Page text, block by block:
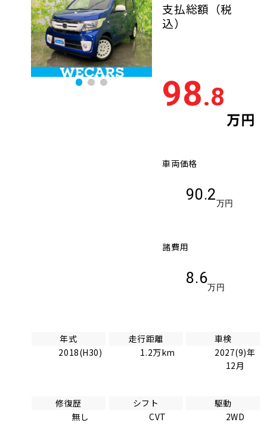
企業情報
0120-733-500
年式 新しい順
走行距
離
少ない順
排気量 大きい順
少な
支払総額 （税
込）
98.8
万円
車両価格
90.2
万円
諸費用
8.6
万円
年式
2018(H30)
走行距離
1.2万km
車検
2027(9)年
12月
修復歴
無し
シフト
CVT
駆動
2WD